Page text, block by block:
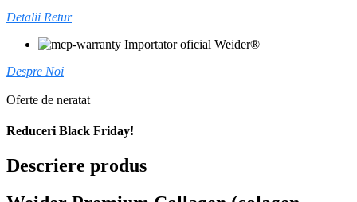
Detalii Retur
Importator oficial Weider®
Despre Noi
Oferte de neratat
Reduceri Black Friday!
Descriere produs